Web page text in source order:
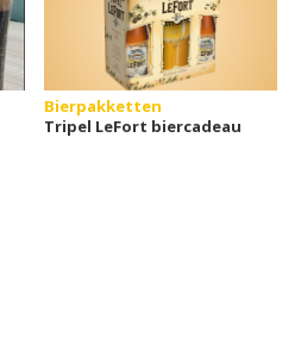
Bierpakketten
Tripel LeFort biercadeau